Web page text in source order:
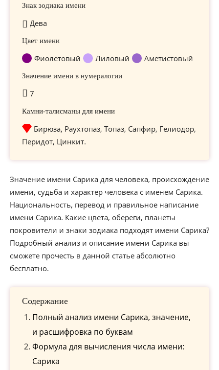
Знак зодиака имени
Дева
Цвет имени
Фиолетовый Лиловый Аметистовый
Значение имени в нумералогии
7
Камни-талисманы для имени
Бирюза, Раухтопаз, Топаз, Сапфир, Гелиодор,
Перидот, Цинкит.
Значение имени Сарика для человека, происхождение
имени, судьба и характер человека с именем Сарика.
Национальность, перевод и правильное написание
имени Сарика. Какие цвета, обереги, планеты
покровители и знаки зодиака подходят имени Сарика?
Подробный анализ и описание имени Сарика вы
сможете прочесть в данной статье абсолютно
бесплатно.
Содержание
Полный анализ имени Сарика, значение,
и расшифровка по буквам
Формула для вычисления числа имени:
Сарика